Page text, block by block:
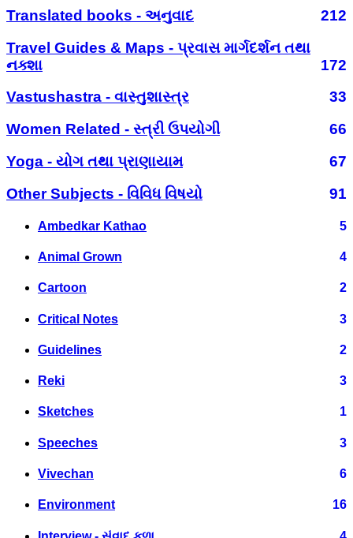
Translated books - અનુવાદ
212
Travel Guides & Maps - પ્રવાસ માર્ગદર્શન તથા
નક્શા
172
Vastushastra - વાસ્તુશાસ્ત્ર
33
Women Related - સ્ત્રી ઉપયોગી
66
Yoga - યોગ તથા પ્રાણાયામ
67
Other Subjects - વિવિધ વિષયો
91
Ambedkar Kathao 5
Animal Grown 4
Cartoon 2
Critical Notes 3
Guidelines 2
Reki 3
Sketches 1
Speeches 3
Vivechan 6
Environment 16